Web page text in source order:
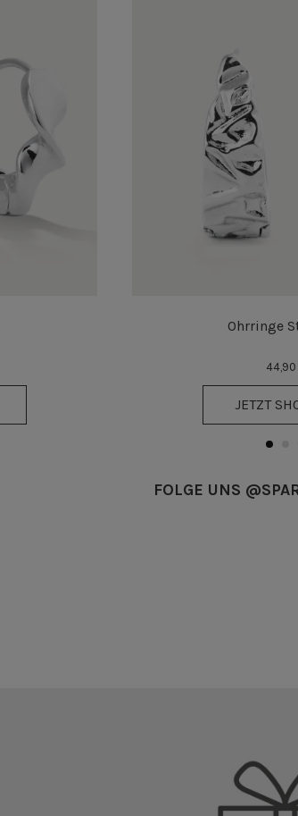
Ohrringe
JETZT
FOLGE UNS